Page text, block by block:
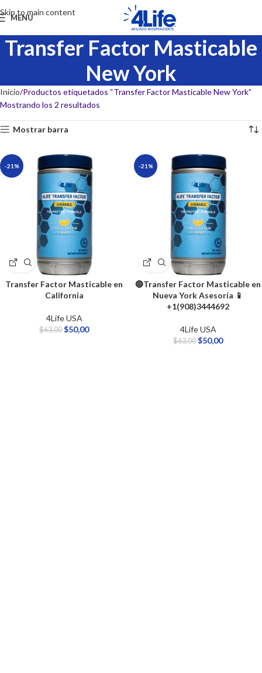
Skip to main content
MENU
Transfer Factor Masticable
New York
Inicio Productos etiquetados “Transfer Factor Masticable New York”
Mostrando los 2 resultados
Mostrar barra
-21%
Transfer Factor Masticable en
California
4Life USA
$63,00 $50,00
-21%
🔵Transfer Factor Masticable en
Nueva York Asesoría 📱
+1(908)3444692
4Life USA
$63,00 $50,00